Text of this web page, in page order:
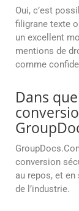
Oui, c’est
filigrane texte
un excellent
mentions de
comme
Dans
conversion
au repos, et
de l’industrie.